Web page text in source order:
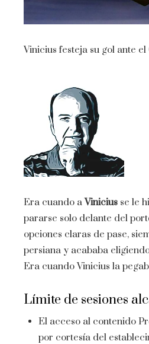
Vinicius festeja su gol ante
Era cuando aVinicius se le
pararse solo delante del
opciones claras de pase,
persiana y acababa
Era cuando Vinicius la
Límite de sesiones
El acceso al contenido
por cortesía del